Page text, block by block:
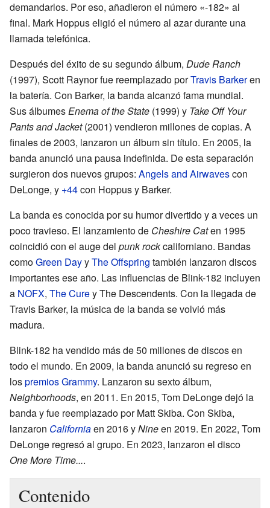
demandarlos. Por eso, añadieron el número «-182» al
final. Mark Hoppus eligió el número al azar durante una
llamada telefónica.
Después del éxito de su segundo álbum, Dude Ranch
(1997), Scott Raynor fue reemplazado porTravis Barkeren
la batería. Con Barker, la banda alcanzó fama mundial.
Sus álbumesEnema of the State (1999) y Take Off Your
Pants and Jacket(2001) vendieron millones de copias. A
finales de 2003, lanzaron un álbum sin título. En 2005, la
banda anunció una pausa indefinida. De esta separación
surgieron dos nuevos grupos: Angels and Airwavescon
DeLonge, y +44con Hoppus y Barker.
La banda es conocida por su humor divertido y a veces un
poco travieso. El lanzamiento de Cheshire Caten 1995
coincidió con el auge del punk rockcaliforniano. Bandas
comoGreen DayyThe Offspring también lanzaron discos
importantes ese año. Las influencias de Blink-182 incluyen
a NOFX, The Curey The Descendents. Con la llegada de
Travis Barker, la música de la banda se volvió más
madura.
Blink-182 ha vendido más de 50 millones de discos en
todo el mundo. En 2009, la banda anunció su regreso en
lospremios Grammy. Lanzaron su sexto álbum,
Neighborhoods, en 2011. En 2015, Tom DeLonge dejó la
banda y fue reemplazado por Matt Skiba. Con Skiba,
lanzaron Californiaen 2016 yNineen 2019. En 2022, Tom
DeLonge regresó al grupo. En 2023, lanzaron el disco
One More Time....
Contenido